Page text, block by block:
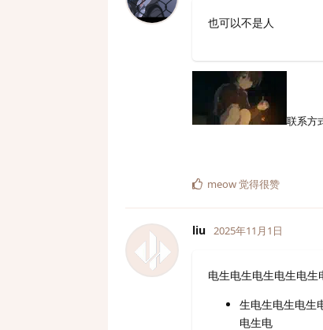
也可以不是人
联系方
meow觉得很赞
liu 2025年11月1日
电生电生电生电生电
生电生电生电生
电生电